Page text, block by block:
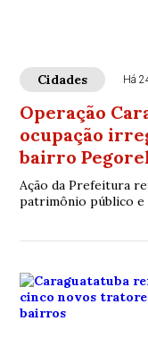
Cidades Há
Operação
ocupação
bairro
Ação da Prefeitura
patrimônio público e